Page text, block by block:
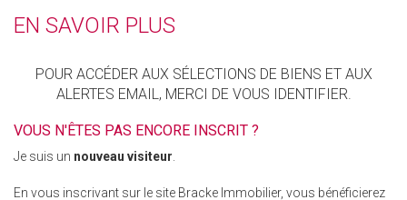
EN SAVOIR PLUS
POUR ACCÉDER AUX SÉLECTIONS DE BIENS ET AUX
ALERTES EMAIL, MERCI DE VOUS IDENTIFIER.
VOUS N'ÊTES PAS ENCORE INSCRIT ?
Je suis un nouveau visiteur
En vous inscrivant sur le site Bracke Immobilier, vous bénéficierez